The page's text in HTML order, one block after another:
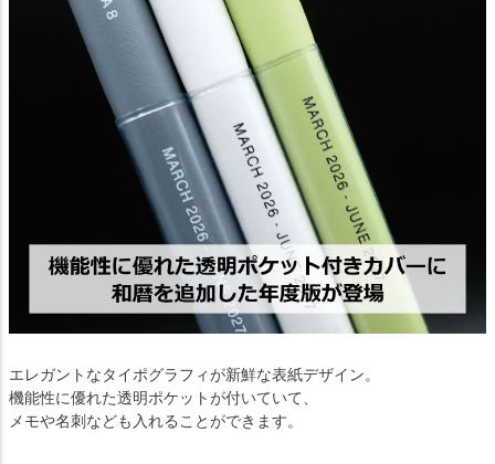
エレガントなタイポグラフィが新鮮な表紙デザイン。
機能性に優れた透明ポケットが付いていて、
メモや名刺なども入れることができます。